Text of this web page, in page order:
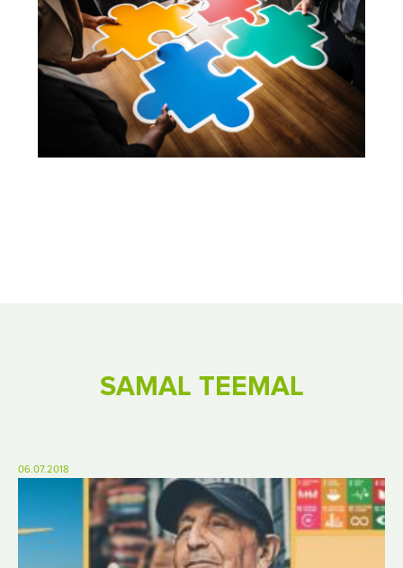
SAMAL TEEMAL
06.07.2018